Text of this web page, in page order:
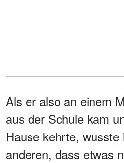
Als er also an einem
aus der Schule kam
Hause kehrte, wusste
anderen, dass etwas